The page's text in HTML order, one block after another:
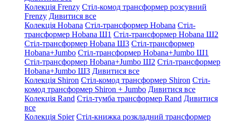
Колекція Frenzy Стіл-комод трансформер розсувний
Frenzy Дивитися все
Колекція Hobana Стіл-трансформер Hobana Стіл-
трансформер Hobana Ш1 Стіл-трансформер Hobana Ш2
Стіл-трансформер Hobana Ш3 Стіл-трансформер
Hobana+Jumbo Стіл-трансформер Hobana+Jumbo Ш1
Стіл-трансформер Hobana+Jumbo Ш2 Стіл-трансформер
Hobana+Jumbo Ш3 Дивитися все
Колекція Shiron Стіл-комод трансформер Shiron Стіл-
комод трансформер Shiron + Jumbo Дивитися все
Колекція Rand Стіл-тумба трансформер Rand Дивитися
все
Колекція Spier Стіл-книжка розкладний трансформер